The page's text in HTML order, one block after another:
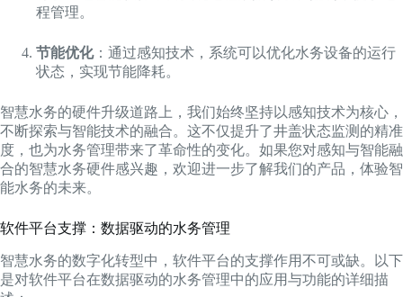
程管理。
节能优化：通过感知技术，系统可以优化水务设备的运行
状态，实现节能降耗。
智慧水务的硬件升级道路上，我们始终坚持以感知技术为核心，
不断探索与智能技术的融合。这不仅提升了井盖状态监测的精准
度，也为水务管理带来了革命性的变化。如果您对感知与智能融
合的智慧水务硬件感兴趣，欢迎进一步了解我们的产品，体验智
能水务的未来。
软件平台支撑：数据驱动的水务管理
智慧水务的数字化转型中，软件平台的支撑作用不可或缺。以下
是对软件平台在数据驱动的水务管理中的应用与功能的详细描